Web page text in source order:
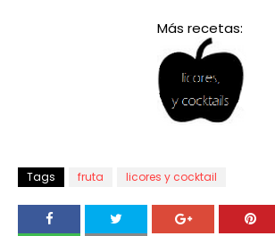
Más recetas:
Tags fruta licores y cocktail